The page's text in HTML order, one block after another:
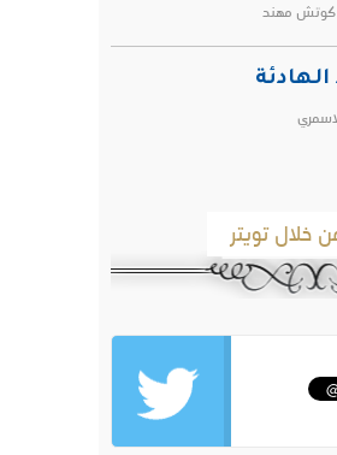
صحة الإنسان
كوتش مهند
الهادئة
خلال تويتر